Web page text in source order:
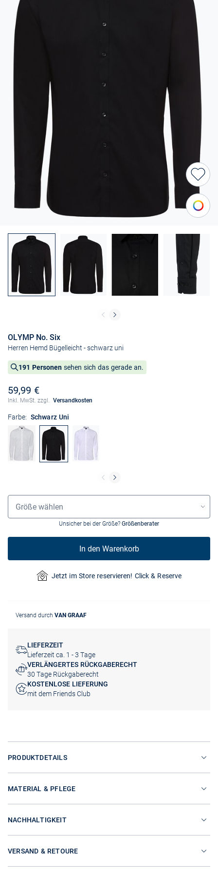
OLYMP No. Six
Herren Hemd Bügelleicht - schwarz uni
191 Personen sehen sich das gerade an.
59,99 €
Inkl. MwSt. zzgl. Versandkosten
Farbe: Schwarz Uni
Größenauswahl
Größe wählen
Unsicher bei der Größe? Größenberater
In den Warenkorb
Jetzt im Store reservieren! Click & Reserve
Versand durch VAN GRAAF
LIEFERZEIT
Lieferzeit ca. 1 - 3 Tage
VERLÄNGERTES RÜCKGABERECHT
30 Tage Rückgaberecht
KOSTENLOSE LIEFERUNG
mit dem Friends Club
PRODUKTDETAILS
MATERIAL & PFLEGE
NACHHALTIGKEIT
VERSAND & RETOURE